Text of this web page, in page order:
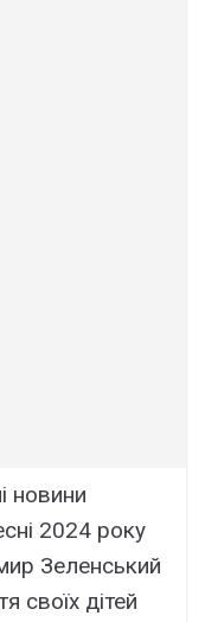
новини
2024 року
Зеленський
своїх дітей